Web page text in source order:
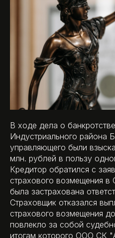
В ходе дела о
Индустриального района
управляющего были
млн. рублей в пользу
Кредитор обратился с
страхового возмещения
была застрахована
Страховщик отказался
страхового возмещения
повлекло за собой
итогам которого ООО СК